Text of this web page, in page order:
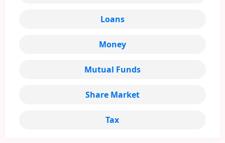
Loans
Money
Mutual Funds
Share Market
Tax